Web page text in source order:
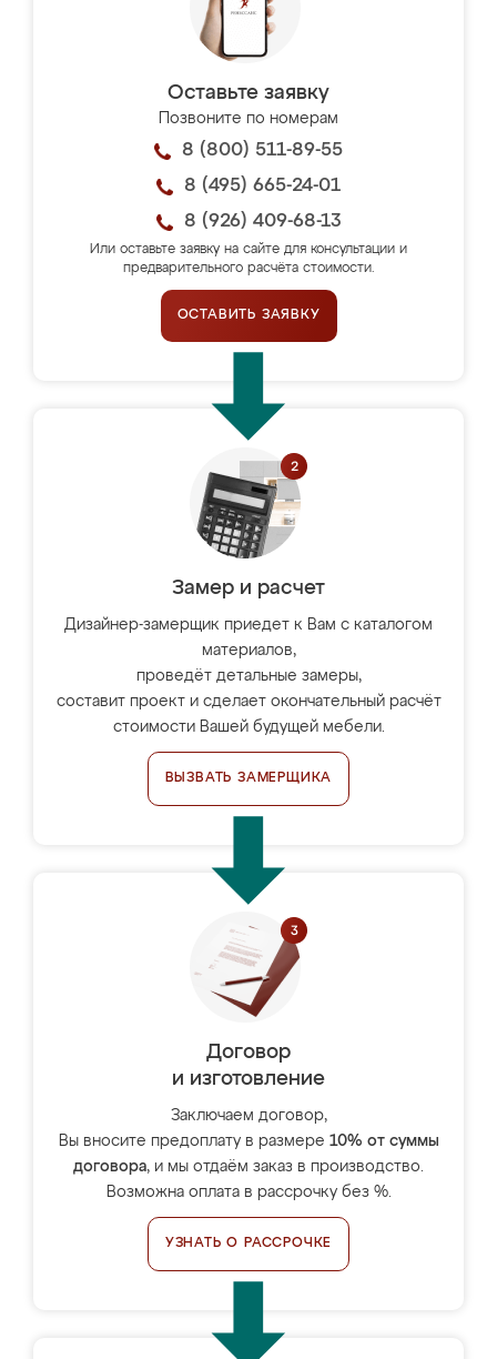
Оставьте заявку
Позвоните по номерам
8 (800) 511-89-55
8 (495) 665-24-01
8 (926) 409-68-13
Или оставьте заявку на сайте для консультации и
предварительного расчёта стоимости.
ОСТАВИТЬ ЗАЯВКУ
Замер и расчет
Дизайнер-замерщик приедет к Вам с каталогом
материалов,
проведёт детальные замеры,
составит проект и сделает окончательный расчёт
стоимости Вашей будущей мебели.
ВЫЗВАТЬ ЗАМЕРЩИКА
Договор
и изготовление
Заключаем договор,
Вы вносите предоплату в размере 10% от суммы
договора, и мы отдаём заказ в производство.
Возможна оплата в рассрочку без %.
УЗНАТЬ О РАССРОЧКЕ